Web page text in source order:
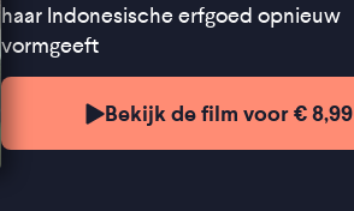
haar Indonesische erfgoed opnieuw
vormgeeft
Bekijk de film voor € 8,99